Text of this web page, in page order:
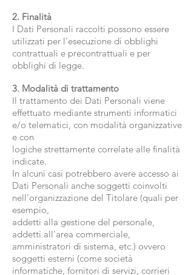
2. Finalità
I Dati Personali raccolti possono essere
utilizzati per l’esecuzione di obblighi
contrattuali e precontrattuali e per
obblighi di legge.
3. Modalità di trattamento
Il trattamento dei Dati Personali viene
effettuato mediante strumenti informatici
e/o telematici, con modalità organizzative
e con
logiche strettamente correlate alle finalità
indicate.
In alcuni casi potrebbero avere accesso ai
Dati Personali anche soggetti coinvolti
nell'organizzazione del Titolare (quali per
esempio,
addetti alla gestione del personale,
addetti all'area commerciale,
amministratori di sistema, etc.) ovvero
soggetti esterni (come società
informatiche, fornitori di servizi, corrieri